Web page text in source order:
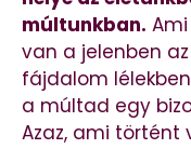
múltunkban.
van a jelenben
fájdalom
a múltad egy
Azaz, ami történt